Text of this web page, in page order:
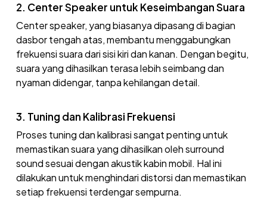
2. Center Speaker untuk Keseimbangan Suara
Center speaker, yang biasanya dipasang di bagian
dasbor tengah atas, membantu menggabungkan
frekuensi suara dari sisi kiri dan kanan. Dengan begitu,
suara yang dihasilkan terasa lebih seimbang dan
nyaman didengar, tanpa kehilangan detail.
3. Tuning dan Kalibrasi Frekuensi
Proses tuning dan kalibrasi sangat penting untuk
memastikan suara yang dihasilkan oleh surround
sound sesuai dengan akustik kabin mobil. Hal ini
dilakukan untuk menghindari distorsi dan memastikan
setiap frekuensi terdengar sempurna.